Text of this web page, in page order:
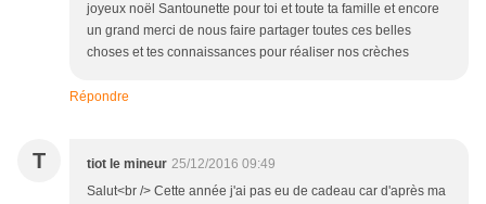
joyeux noël Santounette pour toi et toute ta famille et encore
un grand merci de nous faire partager toutes ces belles
choses et tes connaissances pour réaliser nos crèches
Répondre
T tiot le mineur 25/12/2016 09:49
Salut<br /> Cette année j'ai pas eu de cadeau car d'après ma